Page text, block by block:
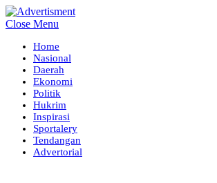
Close Menu
Home
Nasional
Daerah
Ekonomi
Politik
Hukrim
Inspirasi
Sportalery
Tendangan
Advertorial